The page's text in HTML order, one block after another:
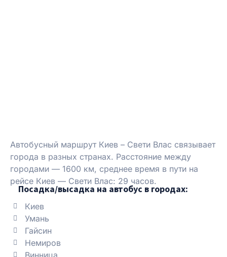
Автобусный маршрут Киев – Свети Влас связывает
города в разных странах. Расстояние между
городами — 1600 км, среднее время в пути на
рейсе Киев — Свети Влас: 29 часов.
Посадка/высадка на автобус в городах:
Киев
Умань
Гайсин
Немиров
Винница